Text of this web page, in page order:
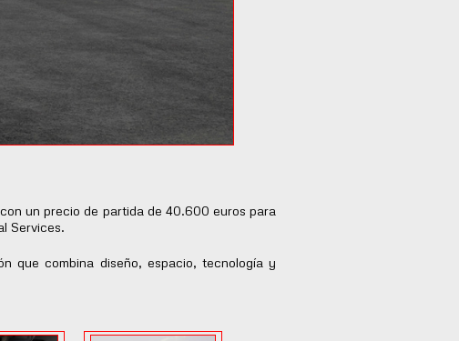
un precio de partida de 40.600 euros para
Services.
que combina diseño, espacio, tecnología y